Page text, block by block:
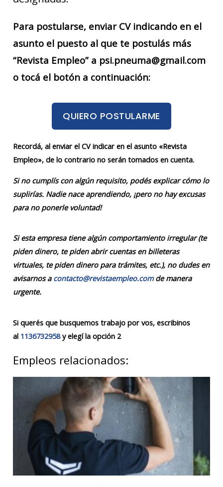
Para postularse, enviar CV indicando en el
asunto el puesto al que te postulás más
“Revista Empleo” a psi.pneuma@gmail.com
o tocá el botón a continuación:
QUIERO POSTULARME
Recordá, al enviar el CV indicar en el asunto «Revista
Empleo», de lo contrario no serán tomados en cuenta.
Si no cumplís con algún requisito, podés explicar cómo lo
suplirías. Nadie nace aprendiendo, ¡pero no hay excusas
para no ponerle voluntad!
Si esta empresa tiene algún comportamiento irregular (te
piden dinero, te piden abrir cuentas en billeteras
virtuales, te piden dinero para trámites, etc.), no dudes en
avisarnos a contacto@revistaempleo.comde manera
urgente.
Si querés que busquemos trabajo por vos, escribinos
al 1136732958y elegí la opción 2
Empleos relacionados: